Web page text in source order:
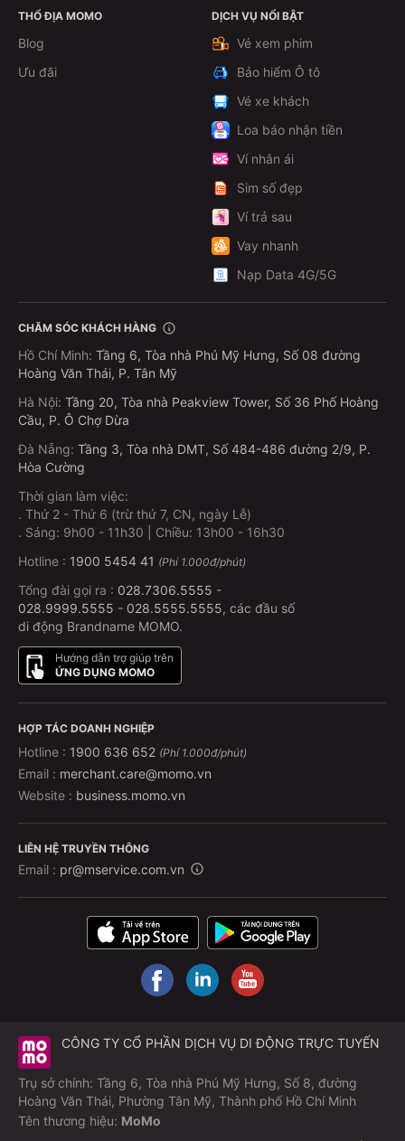
Xem chi tiết
THỔ ĐỊA MOMO
Blog
Ưu đãi
DỊCH VỤ NỔI BẬT
Vé xem phim
Bảo hiểm Ô tô
Vé xe khách
Loa báo nhận tiền
Ví nhân ái
Sim số đẹp
Ví trả sau
Vay nhanh
Nạp Data 4G/5G
CHĂM SÓC KHÁCH HÀNG
Hồ Chí Minh: Tầng 6, Tòa nhà Phú Mỹ Hưng, Số 08 đường
Hoàng Văn Thái, P. Tân Mỹ
Hà Nội: Tầng 20, Tòa nhà Peakview Tower, Số 36 Phố Hoàng
Cầu, P. Ô Chợ Dừa
Đà Nẵng: Tầng 3, Tòa nhà DMT, Số 484-486 đường 2/9, P.
Hòa Cường
Thời gian làm việc:
. Thứ 2 - Thứ 6 (trừ thứ 7, CN, ngày Lễ)
. Sáng: 9h00 - 11h30 | Chiều: 13h00 - 16h30
Hotline : 1900 5454 41 (Phí 1.000đ/phút)
Tổng đài gọi ra : 028.7306.5555 -
028.9999.5555 - 028.5555.5555, các đầu số
di động Brandname MOMO.
Hướng dẫn trợ giúp trên
ỨNG DỤNG MOMO
HỢP TÁC DOANH NGHIỆP
Hotline : 1900 636 652 (Phí 1.000đ/phút)
Email : merchant.care@momo.vn
Website : business.momo.vn
LIÊN HỆ TRUYỀN THÔNG
Email : pr@mservice.com.vn
CÔNG TY CỔ PHẦN DỊCH VỤ DI ĐỘNG TRỰC TUYẾN
Trụ sở chính: Tầng 6, Tòa nhà Phú Mỹ Hưng, Số 8, đường
Hoàng Văn Thái, Phường Tân Mỹ, Thành phố Hồ Chí Minh
Tên thương hiệu: MoMo